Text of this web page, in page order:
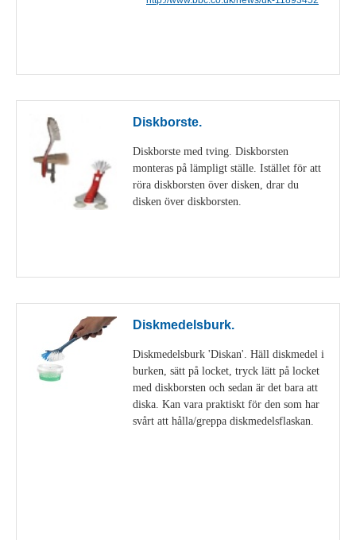
Diskborste.
Diskborste med tving. Diskborsten
monteras på lämpligt ställe. Istället för att
röra diskborsten över disken, drar du
disken över diskborsten.
Diskmedelsburk.
Diskmedelsburk 'Diskan'. Häll diskmedel i
burken, sätt på locket, tryck lätt på locket
med diskborsten och sedan är det bara att
diska. Kan vara praktiskt för den som har
svårt att hålla/greppa diskmedelsflaskan.